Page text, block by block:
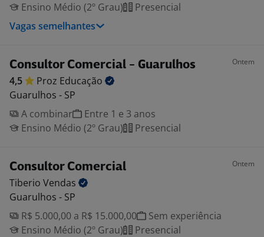
Ensino Médio (2º Grau)
Presencial
Vagas semelhantes
Consultor Comercial - Guarulhos Ontem
4,5 Proz Educação
Guarulhos - SP
A combinar
Entre 1 e 3 anos
Ensino Médio (2º Grau)
Presencial
Consultor Comercial Ontem
Tiberio Vendas
Guarulhos - SP
R$ 5.000,00 a R$ 15.000,00
Sem experiência
Ensino Médio (2º Grau)
Presencial